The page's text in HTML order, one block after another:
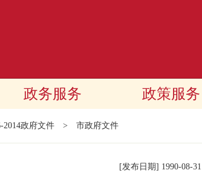
政务服务 政策服务
2014政府文件 > 市政府文件
[发布日期] 1990-08-31